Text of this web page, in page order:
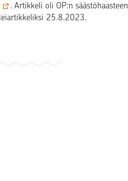
. Artikkeli oli OP:n säästöhaasteen
25.8.2023.